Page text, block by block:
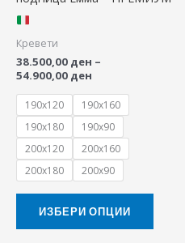
Кревети
38.500,00 ден –
54.900,00 ден
190x120
190x160
190x180
190x90
200x120
200x160
200x180
200x90
ИЗБЕРИ ОПЦИИ